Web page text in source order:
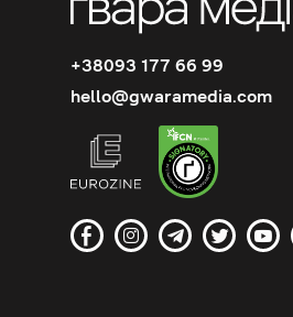
+38093 177 66 99
hello@gwaramedia.com